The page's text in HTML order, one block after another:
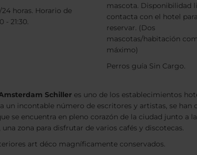
horas. Horario de
- 21:30.
mascota. Disponibilidad
contacta con el hotel para
reservar. (Dos
mascotas/habitación
máximo)
Perros guía Sin Cargo.
Schiller es uno de los establecimientos
un incontable número de escritores y artistas, se
se encuentra en pleno corazón de la ciudad junto
zona para disfrutar de varios cafés y discotecas.
art déco magníficamente conservados.